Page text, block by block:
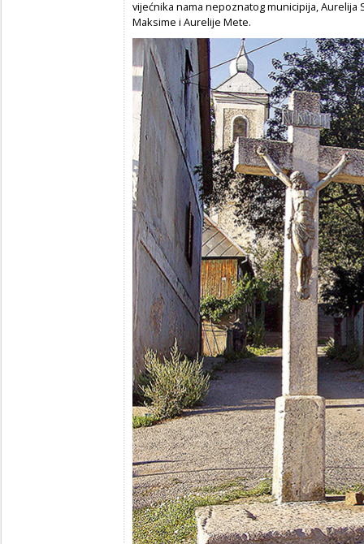
vijećnika nama nepoznatog municipija, Aurelija
Maksime i Aurelije Mete.